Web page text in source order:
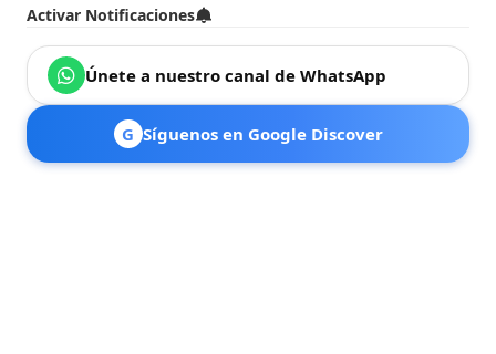
Activar Notificaciones
Únete a nuestro canal de WhatsApp
G Síguenos en Google Discover